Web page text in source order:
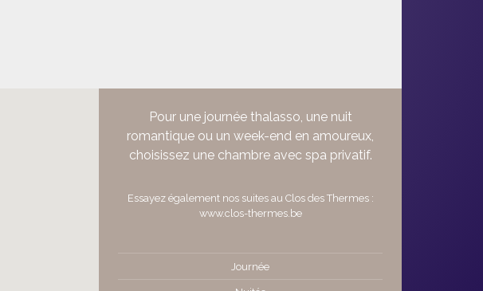
Pour une journée thalasso, une nuit
romantique ou un week-end en amoureux,
choisissez une chambre avec spa privatif.
Essayez également nos suites au Clos des Thermes :
www.clos-thermes.be
Journée